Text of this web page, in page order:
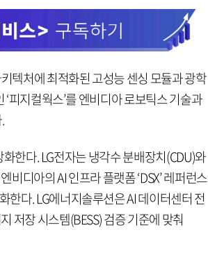
텍처에 최적화된 고성능 센싱 모듈과 광학
피지컬웍스’를 엔비디아 로보틱스 기술과
한다. LG전자는 냉각수 분배장치(CDU)와
디아의 AI 인프라 플랫폼 ‘DSX’ 레퍼런스
한다. LG에너지솔루션은 AI 데이터센터 전
저장 시스템(BESS) 검증 기준에 맞춰